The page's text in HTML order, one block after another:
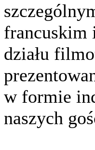
francuskim
działu
w formie
naszych